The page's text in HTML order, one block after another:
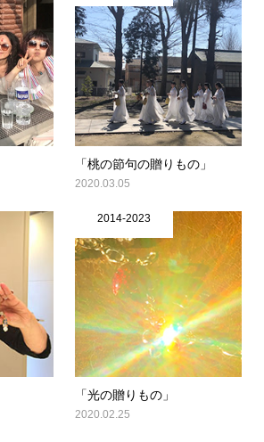
「桃の節句の贈りもの」
2020.03.05
2014-2023
「光の贈りもの」
2020.02.25